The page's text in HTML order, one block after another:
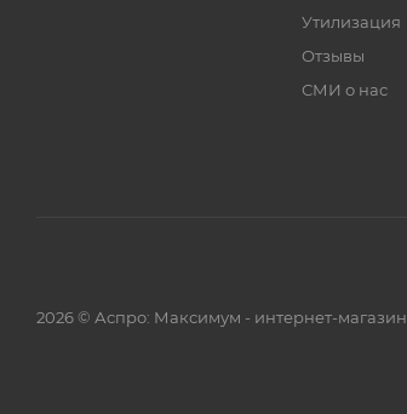
Утилизация
Отзывы
СМИ о нас
2026 © Аспро: Максимум - интернет-магазин